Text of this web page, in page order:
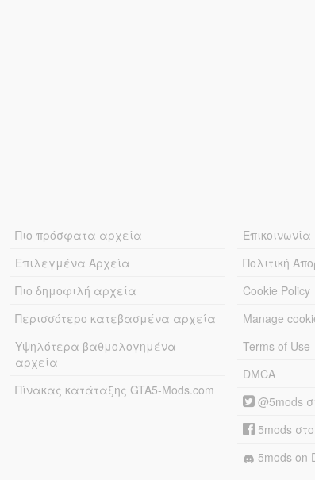
Πιο πρόσφατα αρχεία
Επιλεγμένα Αρχεία
Πιο δημοφιλή αρχεία
Περισσότερο κατεβασμένα αρχεία
Υψηλότερα βαθμολογημένα
αρχεία
Πίνακας κατάταξης GTA5-Mods.com
Επικοινωνία
Πολιτική
Cookie Policy
Manage
Terms of Use
DMCA
@5mods
5mods
5mods on